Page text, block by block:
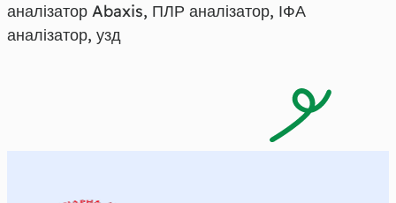
аналізатор Abaxis, ПЛР аналізатор, ІФА
аналізатор, узд